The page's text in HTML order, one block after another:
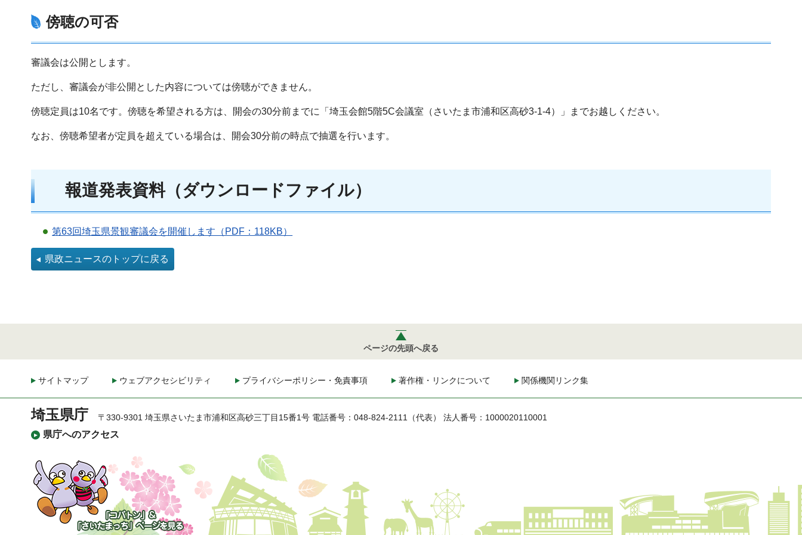
傍聴の可否
審議会は公開とします。
ただし、審議会が非公開とした内容については傍聴ができません。
傍聴定員は10名です。傍聴を希望される方は、開会の30分前までに「埼玉会館5階5C会議室（さいたま市浦和区高砂3-1-4）」までお越しください。
なお、傍聴希望者が定員を超えている場合は、開会30分前の時点で抽選を行います。
報道発表資料（ダウンロードファイル）
第63回埼玉県景観審議会を開催します（PDF：118KB）
県政ニュースのトップに戻る
ページの先頭へ戻る
サイトマップ ウェブアクセシビリティ プライバシーポリシー・免責事項 著作権・リンクについて 関係機関リンク集
埼玉県庁
県庁へのアクセス
〒330-9301 埼玉県さいたま市浦和区高砂三丁目15番1号 電話番号：048-824-2111（代表） 法人番号：1000020110001
「コバトン」&「さいた